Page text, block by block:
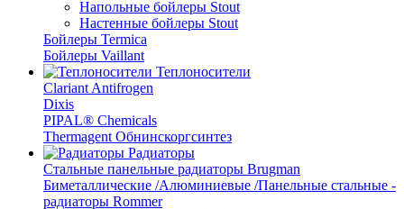
Напольные бойлеры Stout
Настенные бойлеры Stout
Бойлеры Termica
Бойлеры Vaillant
Теплоносители
Clariant Antifrogen
Dixis
PIPAL® Chemicals
Thermagent Обнинскоргсинтез
Радиаторы
Стальные панельные радиаторы Brugman
Биметаллические /Алюминиевые /Панельные стальные -
радиаторы Rommer